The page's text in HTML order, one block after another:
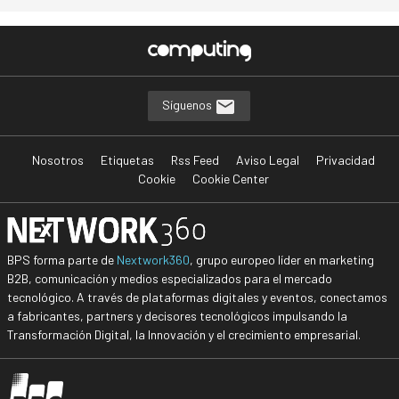
Síguenos
Nosotros Etiquetas Rss Feed Aviso Legal
Privacidad
Cookie
Cookie Center
BPS forma parte de Nextwork360, grupo europeo líder en marketing
B2B, comunicación y medios especializados para el mercado
tecnológico. A través de plataformas digitales y eventos, conectamos
a fabricantes, partners y decisores tecnológicos impulsando la
Transformación Digital, la Innovación y el crecimiento empresarial.